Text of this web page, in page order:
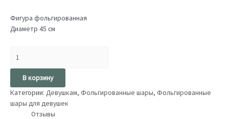
Фигура фольгированная
Диаметр 45 см
В корзину
Категории: Девушкам, Фольгированные шары, Фольгированные
шары для девушек
Отзывы